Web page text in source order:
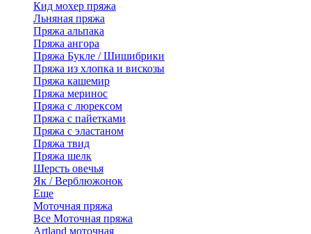
Кид мохер пряжа
Льняная пряжа
Пряжа альпака
Пряжа ангора
Пряжа Букле / Шишибрики
Пряжа из хлопка и вискозы
Пряжа кашемир
Пряжа меринос
Пряжа с люрексом
Пряжа с пайетками
Пряжа с эластаном
Пряжа твид
Пряжа шелк
Шерсть овечья
Як / Верблюжонок
Еще
Моточная пряжа
Все Моточная пряжа
Artland моточная